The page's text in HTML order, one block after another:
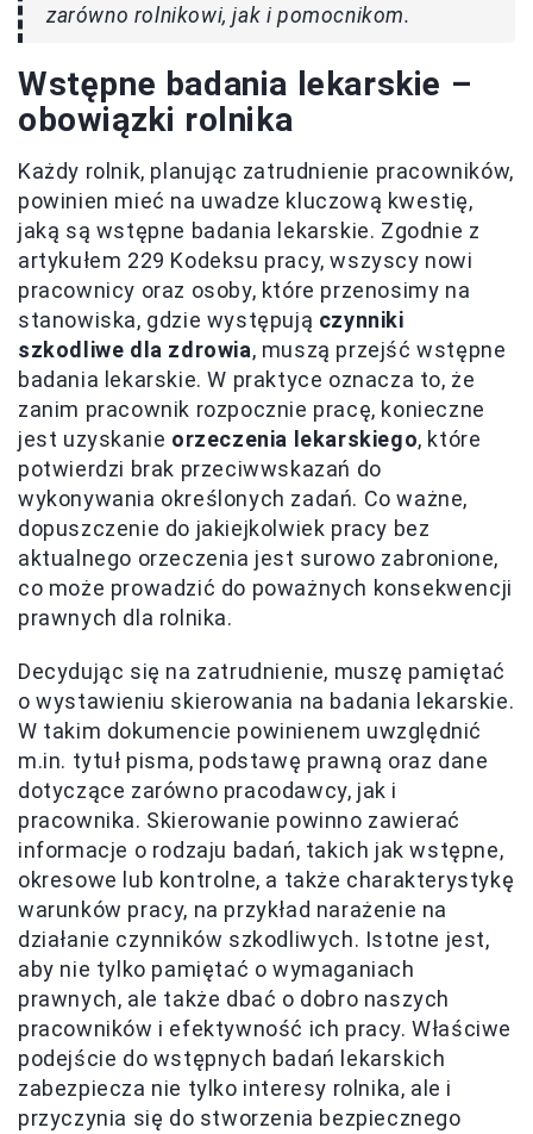
zarówno rolnikowi, jak i pomocnikom.
Wstępne badania lekarskie –
obowiązki rolnika
Każdy rolnik, planując zatrudnienie pracowników,
powinien mieć na uwadze kluczową kwestię,
jaką są wstępne badania lekarskie. Zgodnie z
artykułem 229 Kodeksu pracy, wszyscy nowi
pracownicy oraz osoby, które przenosimy na
stanowiska, gdzie występują czynniki
szkodliwe dla zdrowia, muszą przejść wstępne
badania lekarskie. W praktyce oznacza to, że
zanim pracownik rozpocznie pracę, konieczne
jest uzyskanie orzeczenia lekarskiego, które
potwierdzi brak przeciwwskazań do
wykonywania określonych zadań. Co ważne,
dopuszczenie do jakiejkolwiek pracy bez
aktualnego orzeczenia jest surowo zabronione,
co może prowadzić do poważnych konsekwencji
prawnych dla rolnika.
Decydując się na zatrudnienie, muszę pamiętać
o wystawieniu skierowania na badania lekarskie.
W takim dokumencie powinienem uwzględnić
m.in. tytuł pisma, podstawę prawną oraz dane
dotyczące zarówno pracodawcy, jak i
pracownika. Skierowanie powinno zawierać
informacje o rodzaju badań, takich jak wstępne,
okresowe lub kontrolne, a także charakterystykę
warunków pracy, na przykład narażenie na
działanie czynników szkodliwych. Istotne jest,
aby nie tylko pamiętać o wymaganiach
prawnych, ale także dbać o dobro naszych
pracowników i efektywność ich pracy. Właściwe
podejście do wstępnych badań lekarskich
zabezpiecza nie tylko interesy rolnika, ale i
przyczynia się do stworzenia bezpiecznego